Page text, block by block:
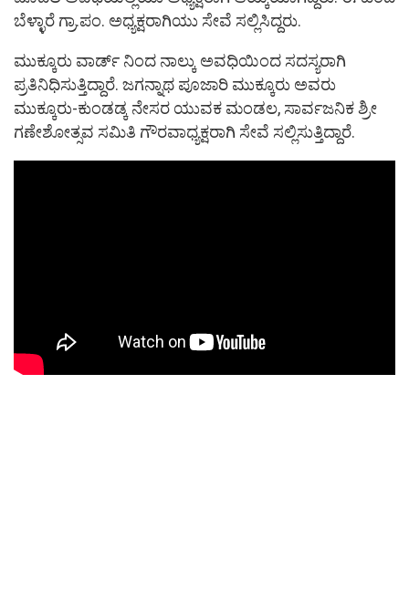
ಬೆಳ್ಳಾರೆ ಗ್ರಾ.ಪಂ. ಅಧ್ಯಕ್ಷರಾಗಿಯು ಸೇವೆ ಸಲ್ಲಿಸಿದ್ದರು.
ಮುಕ್ಕೂರು ವಾರ್ಡ್ ನಿಂದ ನಾಲ್ಕು ಅವಧಿಯಿಂದ ಸದಸ್ಯರಾಗಿ
ಪ್ರತಿನಿಧಿಸುತ್ತಿದ್ದಾರೆ. ಜಗನ್ನಾಥ ಪೂಜಾರಿ ಮುಕ್ಕೂರು ಅವರು
ಮುಕ್ಕೂರು-ಕುಂಡಡ್ಕ ನೇಸರ ಯುವಕ ಮಂಡಲ, ಸಾರ್ವಜನಿಕ ಶ್ರೀ
ಗಣೇಶೋತ್ಸವ ಸಮಿತಿ ಗೌರವಾಧ್ಯಕ್ಷರಾಗಿ ಸೇವೆ ಸಲ್ಲಿಸುತ್ತಿದ್ದಾರೆ.